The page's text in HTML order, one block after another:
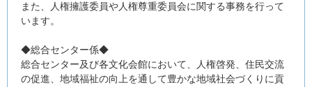
また、人権擁護委員や人権尊重委員会に関する事務を行って
います。
◆総合センター係◆
総合センター及び各文化会館において、人権啓発、住民交流
の促進、地域福祉の向上を通して豊かな地域社会づくりに貢